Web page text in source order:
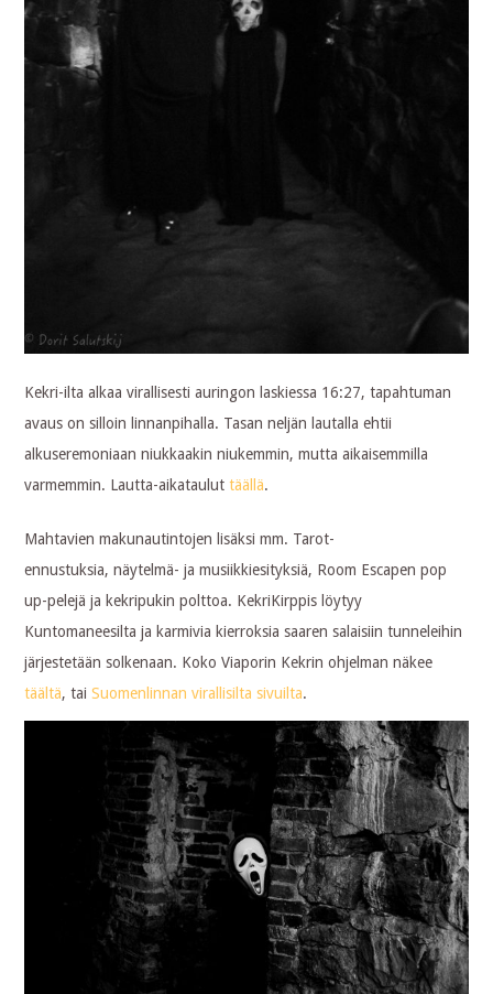
Kekri-ilta alkaa virallisesti auringon laskiessa 16:27, tapahtuman
avaus on silloin linnanpihalla. Tasan neljän lautalla ehtii
alkuseremoniaan niukkaakin niukemmin, mutta aikaisemmilla
varmemmin. Lautta-aikatauluttäällä.
Mahtavien makunautintojen lisäksi mm. Tarot-
ennustuksia, näytelmä- ja musiikkiesityksiä, Room Escapen pop
up-pelejä ja kekripukin polttoa. KekriKirppis löytyy
Kuntomaneesilta ja karmivia kierroksia saaren salaisiin tunneleihin
järjestetään solkenaan. Koko Viaporin Kekrin ohjelman näkee
täältä, taiSuomenlinnan virallisilta sivuilta.